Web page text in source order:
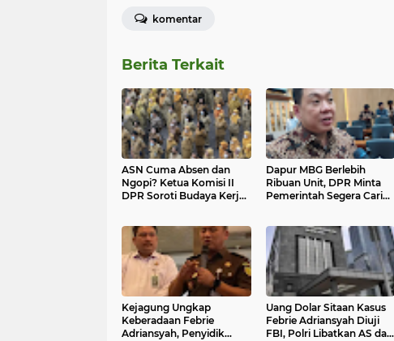
komentar
Berita Terkait
ASN Cuma Absen dan
Ngopi? Ketua Komisi II
DPR Soroti Budaya Kerja
Dapur MBG Berlebih
Ribuan Unit, DPR Minta
Pemerintah Segera Cari
Kejagung Ungkap
Keberadaan Febrie
Adriansyah, Penyidik
Uang Dolar Sitaan Kasus
Febrie Adriansyah Diuji
FBI, Polri Libatkan AS dan